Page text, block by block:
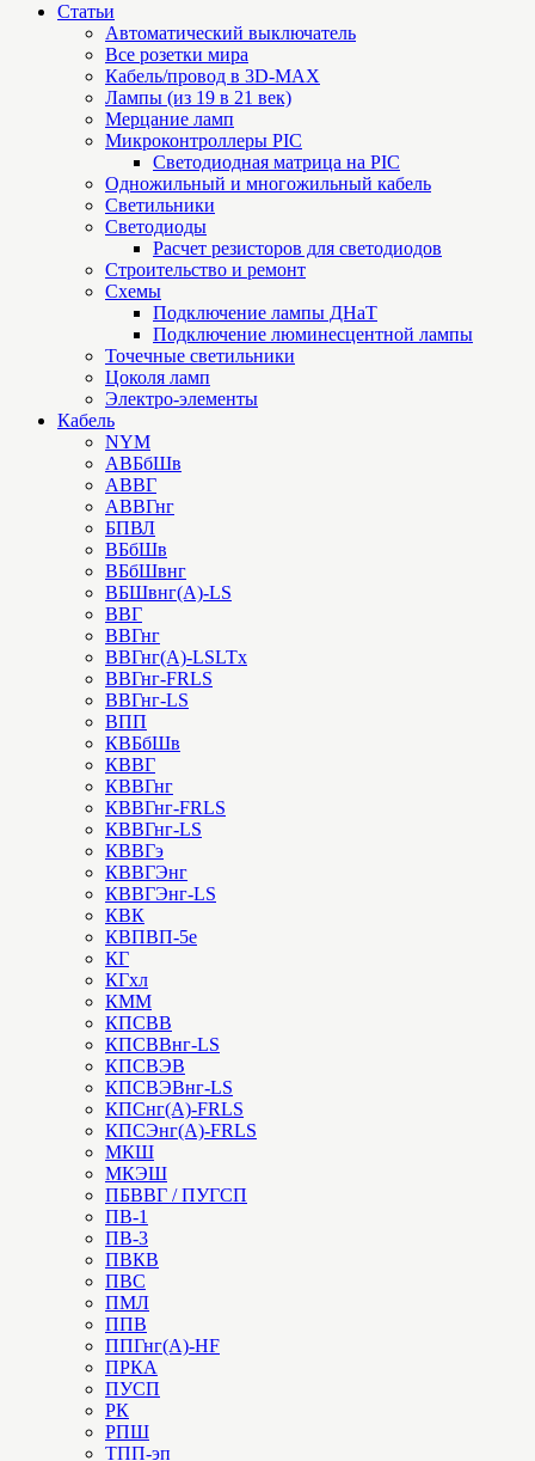
Статьи
Автоматический выключатель
Все розетки мира
Кабель/провод в 3D-MAX
Лампы (из 19 в 21 век)
Мерцание ламп
Микроконтроллеры PIC
Cветодиодная матрица на PIC
Одножильный и многожильный кабель
Светильники
Светодиоды
Расчет резисторов для светодиодов
Строительство и ремонт
Схемы
Подключение лампы ДНаТ
Подключение люминесцентной лампы
Точечные светильники
Цоколя ламп
Электро-элементы
Кабель
NYM
АВБбШв
АВВГ
АВВГнг
БПВЛ
ВБбШв
ВБбШвнг
ВБШвнг(А)-LS
ВВГ
ВВГнг
ВВГнг(А)-LSLTx
ВВГнг-FRLS
ВВГнг-LS
ВПП
КВБбШв
КВВГ
КВВГнг
КВВГнг-FRLS
КВВГнг-LS
КВВГэ
КВВГЭнг
КВВГЭнг-LS
КВК
КВПВП-5е
КГ
КГхл
КММ
КПСВВ
КПСВВнг-LS
КПСВЭВ
КПСВЭВнг-LS
КПСнг(А)-FRLS
КПСЭнг(А)-FRLS
МКШ
МКЭШ
ПБВВГ / ПУГСП
ПВ-1
ПВ-3
ПВКВ
ПВС
ПМЛ
ППВ
ППГнг(А)-HF
ПРКА
ПУСП
РК
РПШ
ТПП-эп